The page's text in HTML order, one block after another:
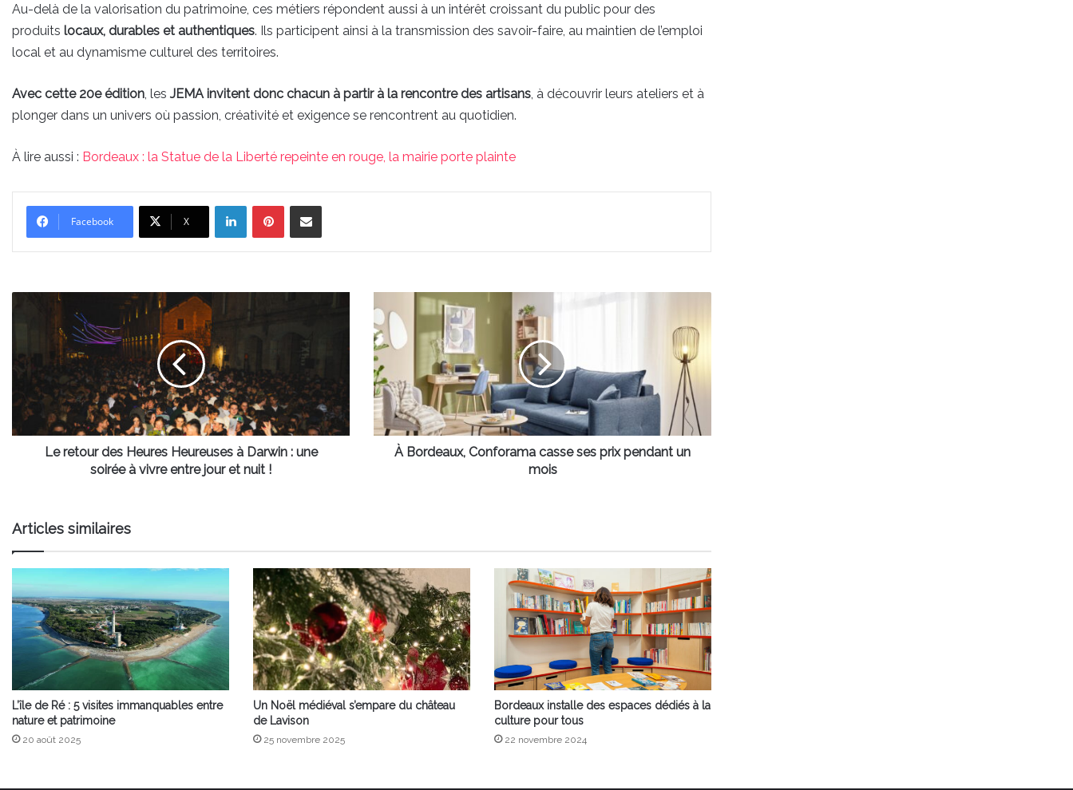
Au-delà de la valorisation du patrimoine, ces métiers répondent aussi à un intérêt croissant du public pour des
produits locaux, durables et authentiques. Ils participent ainsi à la transmission des savoir-faire, au maintien de l’emploi
local et au dynamisme culturel des territoires.
Avec cette 20e édition, les JEMA invitent donc chacun à partir à la rencontre des artisans, à découvrir leurs ateliers et à
plonger dans un univers où passion, créativité et exigence se rencontrent au quotidien.
À lire aussi : Bordeaux : la Statue de la Liberté repeinte en rouge, la mairie porte plainte
Facebook X
LinkedinPinterestPartager par email
Heureuses
Darwin
une
et
nuit
!
Le retour des Heures Heureuses à Darwin : une
soirée à vivre entre jour et nuit !
Bordeaux,
Conforama
casse
ses
prix
pendant
un
mois
À Bordeaux, Conforama casse ses prix pendant un
mois
Articles similaires
L’île de Ré : 5 visites immanquables entre
nature et patrimoine
20 août 2025
Un Noël médiéval s’empare du château
de Lavison
25 novembre 2025
Bordeaux installe des espaces dédiés à la
culture pour tous
22 novembre 2024